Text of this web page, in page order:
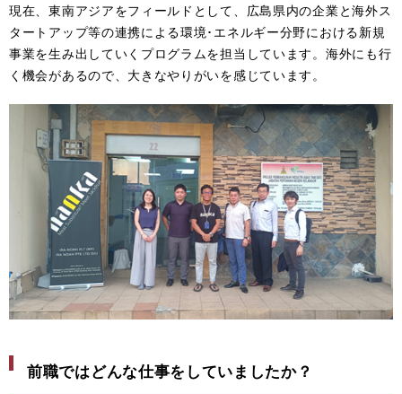
現在、東南アジアをフィールドとして、広島県内の企業と海外ス
タートアップ等の連携による環境･エネルギー分野における新規
事業を生み出していくプログラムを担当しています。海外にも行
く機会があるので、大きなやりがいを感じています。
前職ではどんな仕事をしていましたか？